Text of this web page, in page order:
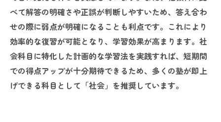
べて解答の明確さや正誤が判断しやすいため、答え合わ
せの際に弱点が明確になることも利点です。これにより
効率的な復習が可能となり、学習効果が高まります。社
会科目に特化した計画的な学習法を実践すれば、短期間
での得点アップが十分期待できるため、多くの塾が即上
げできる科目として「社会」を推奨しています。